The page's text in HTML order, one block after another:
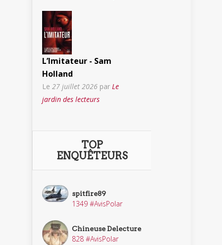
L’Imitateur - Sam
Holland
Le 27 juillet 2026 par Le
jardin des lecteurs
TOP
ENQUÊTEURS
spitfire89
1349 #AvisPolar
Chineuse Delecture
828 #AvisPolar